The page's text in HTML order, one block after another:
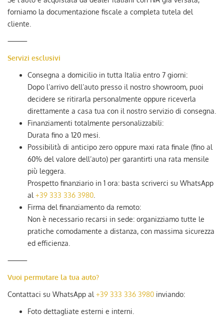
forniamo la documentazione fiscale a completa tutela del
cliente.
⸻
Servizi esclusivi
Consegna a domicilio in tutta Italia entro 7 giorni:
Dopo l’arrivo dell’auto presso il nostro showroom, puoi
decidere se ritirarla personalmente oppure riceverla
direttamente a casa tua con il nostro servizio di consegna.
Finanziamenti totalmente personalizzabili:
Durata fino a 120 mesi.
Possibilità di anticipo zero oppure maxi rata finale (fino al
60% del valore dell’auto) per garantirti una rata mensile
più leggera.
Prospetto finanziario in 1 ora: basta scriverci su WhatsApp
al +39 333 336 3980
Firma del finanziamento da remoto:
Non è necessario recarsi in sede: organizziamo tutte le
pratiche comodamente a distanza, con massima sicurezza
ed efficienza.
⸻
Vuoi permutare la tua auto?
Contattaci su WhatsApp al +39 333 336 3980 inviando:
Foto dettagliate esterni e interni.